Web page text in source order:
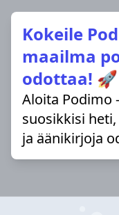
Kokeile
maailma
odottaa! 🚀
Aloita Podimo
suosikkisi
ja äänikirjoja